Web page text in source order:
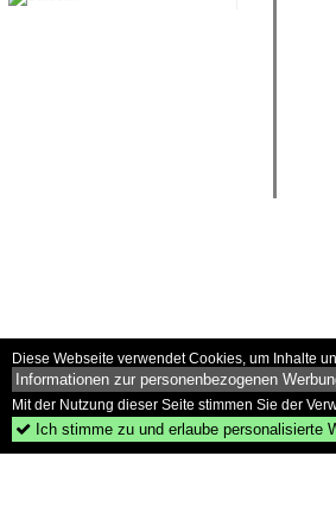
Diese Webseite verwendet Cookies, um Inhalte
Informationen zur personenbezogenen
Mit der Nutzung dieser Seite stimmen Sie der
 Ich stimme zu und erlaube personalisierte